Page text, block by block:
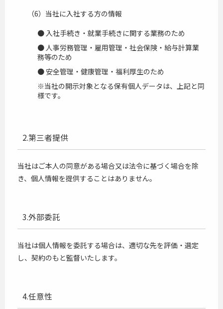
（6）当社に入社する方の情報
● 入社手続き・就業手続きに関する業務のため
● 人事労務管理・雇用管理・社会保険・給与計算業
務等のため
● 安全管理・健康管理・福利厚生のため
※当社の開示対象となる保有個人データは、上記と同
様です。
2.第三者提供
当社はご本人の同意がある場合又は法令に基づく場合を除
き、個人情報を提供することはありません。
3.外部委託
当社は個人情報を委託する場合は、適切な先を評価・選定
し、契約のもと監督いたします。
4.任意性